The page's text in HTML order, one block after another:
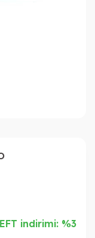
indirimi: %3